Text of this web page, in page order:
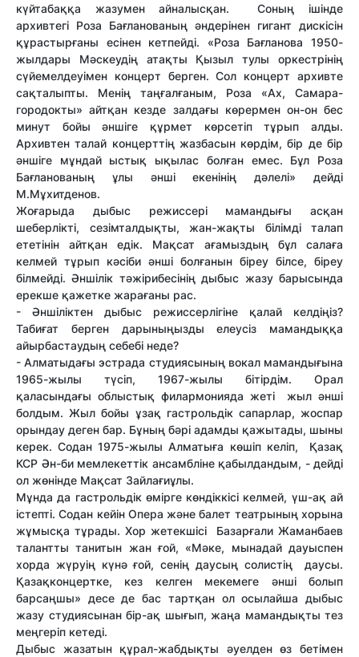
күйтабаққа жазумен айналысқан. Соның ішінде
архивтегі Роза Бағланованың әндерінен гигант дискісін
құрастырғаны есінен кетпейді. «Роза Бағланова 1950-
жылдары Мәскеудің атақты Қызыл тулы оркестрінің
сүйемелдеуімен концерт берген. Сол концерт архивте
сақталыпты. Менің таңғалғаным, Роза «Ах, Самара-
городокты» айтқан кезде залдағы көрермен он-он бес
минут бойы әншіге құрмет көрсетіп тұрып алды.
Архивтен талай концерттің жазбасын көрдім, бір де бір
әншіге мұндай ыстық ықылас болған емес. Бұл Роза
Бағланованың ұлы әнші екенінің дәлелі» дейді
М.Мұхитденов.
Жоғарыда дыбыс режиссері мамандығы асқан
шеберлікті, сезімталдықты, жан-жақты білімді талап
ететінін айтқан едік. Мақсат ағамыздың бұл салаға
келмей тұрып кәсіби әнші болғанын біреу білсе, біреу
білмейді. Әншілік тәжірибесінің дыбыс жазу барысында
ерекше қажетке жарағаны рас.
- Әншіліктен дыбыс режиссерлігіне қалай келдіңіз?
Табиғат берген дарыныңызды елеусіз мамандыққа
айырбастаудың себебі неде?
- Алматыдағы эстрада студиясының вокал мамандығына
1965-жылы түсіп, 1967-жылы бітірдім. Орал
қаласындағы облыстық филармонияда жеті жыл әнші
болдым. Жыл бойы ұзақ гастрольдік сапарлар, жоспар
орындау деген бар. Бұның бәрі адамды қажытады, шыны
керек. Содан 1975-жылы Алматыға көшіп келіп, Қазақ
КСР Ән-би мемлекеттік ансамбліне қабылдандым, - дейді
ол жөнінде Мақсат Зайлағиұлы.
Мұнда да гастрольдік өмірге көндіккісі келмей, үш-ақ ай
істепті. Содан кейін Опера және балет театрының хорына
жұмысқа тұрады. Хор жетекшісі Базарғали Жаманбаев
талантты танитын жан ғой, «Мәке, мынадай дауыспен
хорда жүруің күнә ғой, сенің даусың солистің даусы.
Қазақконцертке, кез келген мекемеге әнші болып
барсаңшы» десе де бас тартқан ол осылайша дыбыс
жазу студиясынан бір-ақ шығып, жаңа мамандықты тез
меңгеріп кетеді.
Дыбыс жазатын құрал-жабдықты әуелден өз бетімен